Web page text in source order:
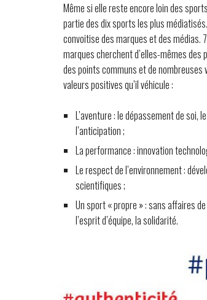
Même si elle reste encore loin des
partie des dix sports les plus
convoitise des marques et des médias.
marques cherchent d’elles-mêmes
des points communs et de nombreuses
valeurs positives qu’il véhicule :
L’aventure :le dépassement de soi,
l’anticipation ;
La performance :innovation
Le respect de l’environnement :
scientifiques ;
Un sport « propre » :sans affaires
l’esprit d’équipe, la solidarité.